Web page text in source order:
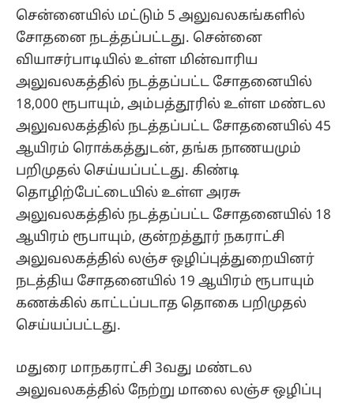
சென்னையில் மட்டும் 5 அலுவலகங்களில்
சோதனை நடத்தப்பட்டது. சென்னை
வியாசர்பாடியில் உள்ள மின்வாரிய
அலுவலகத்தில் நடத்தப்பட்ட சோதனையில்
18,000 ரூபாயும், அம்பத்தூரில் உள்ள மண்டல
அலுவலகத்தில் நடத்தப்பட்ட சோதனையில் 45
ஆயிரம் ரொக்கத்துடன், தங்க நாணயமும்
பறிமுதல் செய்யப்பட்டது. கிண்டி
தொழிற்பேட்டையில் உள்ள அரசு
அலுவலகத்தில் நடத்தப்பட்ட சோதனையில் 18
ஆயிரம் ரூபாயும், குன்றத்தூர் நகராட்சி
அலுவலகத்தில் லஞ்ச ஒழிப்புத்துறையினர்
நடத்திய சோதனையில் 19 ஆயிரம் ரூபாயும்
கணக்கில் காட்டப்படாத தொகை பறிமுதல்
செய்யப்பட்டது.
மதுரை மாநகராட்சி 3வது மண்டல
அலுவலகத்தில் நேற்று மாலை லஞ்ச ஒழிப்பு